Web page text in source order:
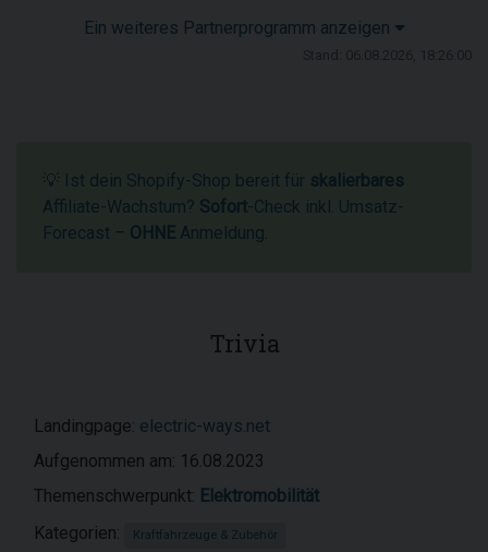
Ein weiteres Partnerprogramm anzeigen
💡 Ist dein Shopify-Shop bereit für skalierbares
Affiliate-Wachstum? Sofort-Check inkl. Umsatz-
Forecast – OHNE Anmeldung.
Trivia
Landingpage: electric-ways.net
Aufgenommen am: 16.08.2023
Themenschwerpunkt: Elektromobilität
Kategorien:
Kraftfahrzeuge & Zubehör